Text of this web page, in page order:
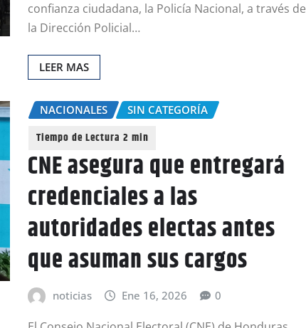
confianza ciudadana, la Policía Nacional, a través de
la Dirección Policial…
LEER MAS
NACIONALES SIN CATEGORÍA
CNE asegura que entregará
credenciales a las
autoridades electas antes
que asuman sus cargos
noticias Ene 16, 2026 0